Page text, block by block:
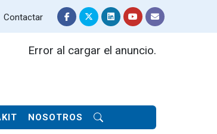
Contactar
Error al cargar el anuncio.
NOSOTROS